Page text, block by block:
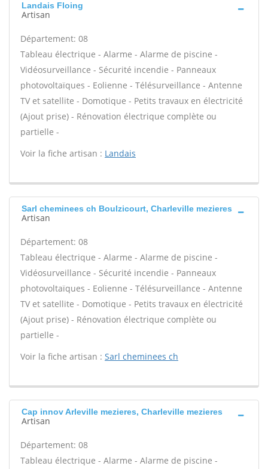
Landais Floing
Artisan
Département: 08
Tableau électrique - Alarme - Alarme de piscine -
Vidéosurveillance - Sécurité incendie - Panneaux
photovoltaïques - Eolienne - Télésurveillance - Antenne
TV et satellite - Domotique - Petits travaux en électricité
(Ajout prise) - Rénovation électrique complète ou
partielle -
Voir la fiche artisan : Landais
Sarl cheminees ch Boulzicourt, Charleville mezieres
Artisan
Département: 08
Tableau électrique - Alarme - Alarme de piscine -
Vidéosurveillance - Sécurité incendie - Panneaux
photovoltaïques - Eolienne - Télésurveillance - Antenne
TV et satellite - Domotique - Petits travaux en électricité
(Ajout prise) - Rénovation électrique complète ou
partielle -
Voir la fiche artisan : Sarl cheminees ch
Cap innov Arleville mezieres, Charleville mezieres
Artisan
Département: 08
Tableau électrique - Alarme - Alarme de piscine -